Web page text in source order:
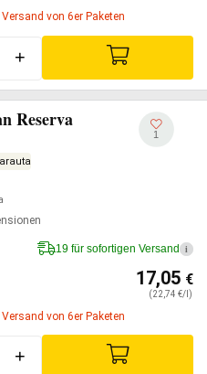
von 6er Paketen
+
Reserva
1
19 für sofortigen Versand i
17,05 €
(22,74 €/l)
von 6er Paketen
+